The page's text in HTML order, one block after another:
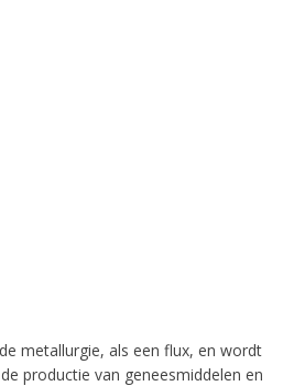
metallurgie, als een flux, en wordt
productie van geneesmiddelen en